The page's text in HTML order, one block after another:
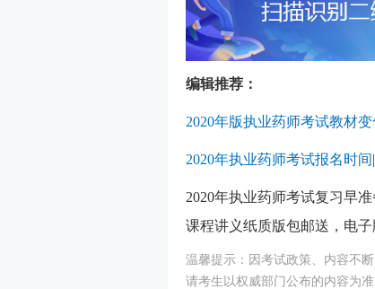
编辑推荐：
2020年版执业药师考试教材
2020年执业药师考试报名时间|
2020年执业药师考试复习早
课程讲义纸质版包邮送，电子
温馨提示：因考试政策、内容不
请考生以权威部门公布的内容为准